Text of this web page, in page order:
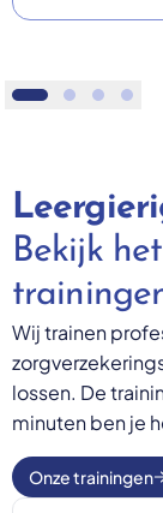
Ga naar slide 1
Ga naar
Ga Ga
Bekijk
Wij trainen
lossen. De
minuten ben je
Onze trainingen